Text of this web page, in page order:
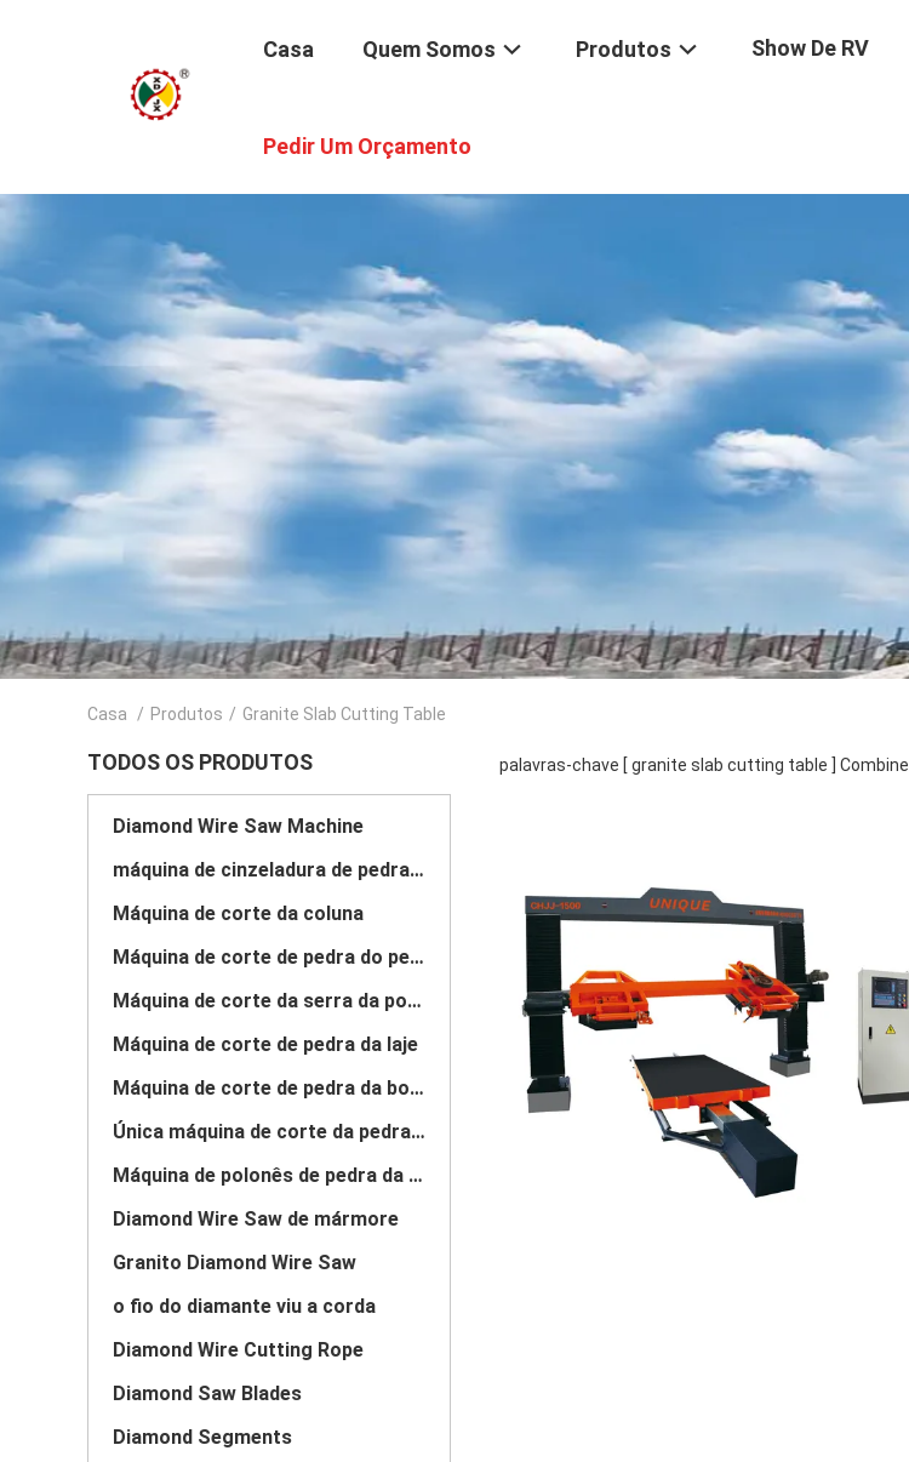
Casa Quem Somos Produtos Show De RV
Pedir Um Orçamento
Casa / Produtos / Granite Slab Cutting Table
TODOS OS PRODUTOS
Diamond Wire Saw Machine
máquina de cinzeladura de pedra do cnc
Máquina de corte da coluna
Máquina de corte de pedra do perfil
Máquina de corte da serra da ponte
Máquina de corte de pedra da laje
Máquina de corte de pedra da borda
Única máquina de corte da pedra da coluna
Máquina de polonês de pedra da laje
Diamond Wire Saw de mármore
Granito Diamond Wire Saw
o fio do diamante viu a corda
Diamond Wire Cutting Rope
Diamond Saw Blades
Diamond Segments
palavras-chave [ granite slab cutting table ] Combine